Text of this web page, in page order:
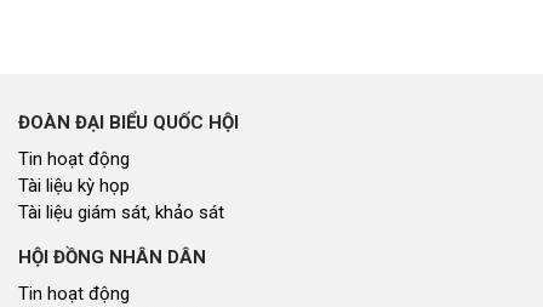
ĐOÀN ĐẠI BIỂU QUỐC HỘI
Tin hoạt động
Tài liệu kỳ họp
Tài liệu giám sát, khảo sát
HỘI ĐỒNG NHÂN DÂN
Tin hoạt động